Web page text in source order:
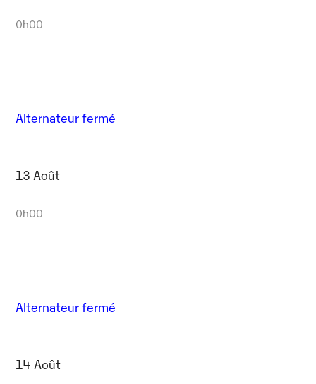
0h00
Alternateur fermé
13 Août
0h00
Alternateur fermé
14 Août